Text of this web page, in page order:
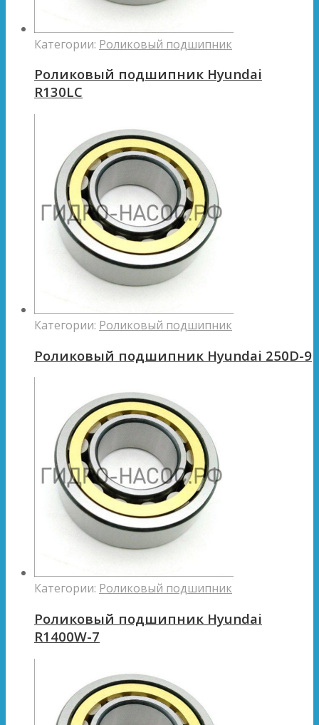
Категории: Роликовый подшипник
Роликовый подшипник Hyundai
R130LC
Категории: Роликовый подшипник
Роликовый подшипник Hyundai 250D-9
Категории: Роликовый подшипник
Роликовый подшипник Hyundai
R1400W-7